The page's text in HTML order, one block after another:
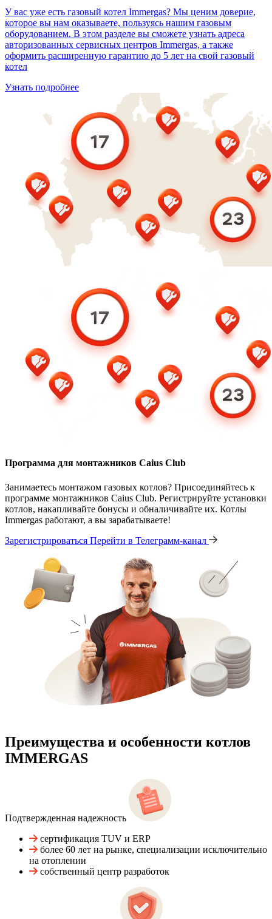
У вас уже есть газовый котел Immergas? Мы ценим доверие,
которое вы нам оказываете, пользуясь нашим газовым
оборудованием. В этом разделе вы сможете узнать адреса
авторизованных сервисных центров Immergas, а также
оформить расширенную гарантию до 5 лет на свой газовый
котел
Узнать подробнее
Программа для монтажников Caius Club
Занимаетесь монтажом газовых котлов? Присоединяйтесь к
программе монтажников Caius Club. Регистрируйте установки
котлов, накапливайте бонусы и обналичивайте их. Котлы
Immergas работают, а вы зарабатываете!
Зарегистрироваться Перейти в Телеграмм-канал
Преимущества и особенности котлов
IMMERGAS
Подтвержденная надежность
сертификация TUV и ERP
более 60 лет на рынке, специализации исключительно
на отоплении
собственный центр разработок